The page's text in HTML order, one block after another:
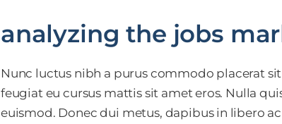
analyzing the jobs
Nunc luctus nibh a purus commodo placerat
feugiat eu cursus mattis sit amet eros. Nulla
euismod. Donec dui metus, dapibus in libero